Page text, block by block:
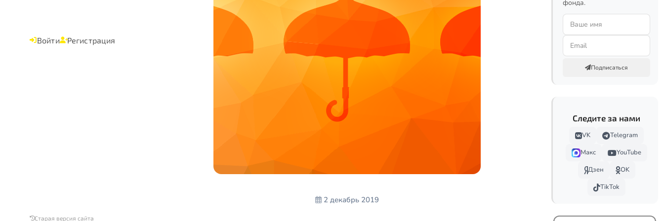
Войти Регистрация
Старая версия сайта
2 декабрь 2019
фонда.
Подписаться
Следите за нами
VK
Telegram
Макс
YouTube
Дзен
OK
TikTok